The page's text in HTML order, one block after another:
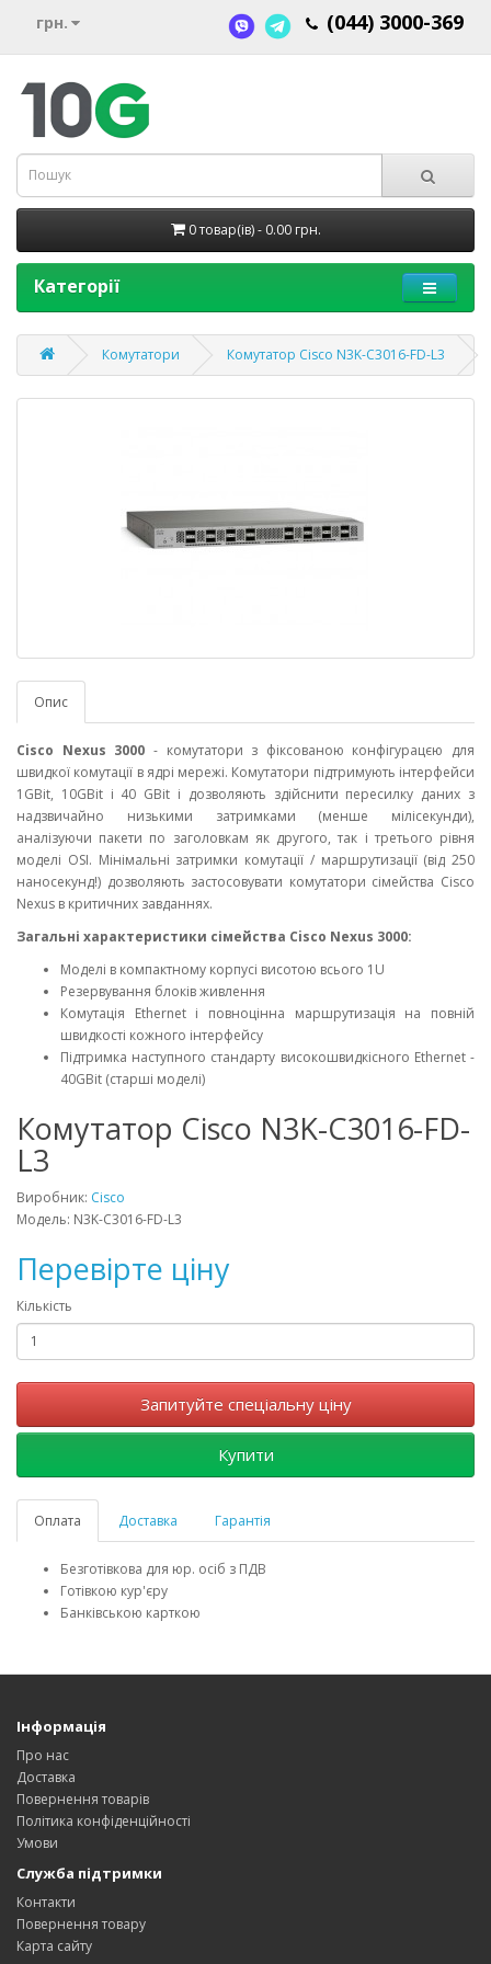
грн. (044) 3000-369
0 товар(ів) - 0.00 грн.
Категорії
Комутатори Комутатор Cisco N3K-C3016-FD-L3
Опис
Cisco Nexus 3000 - комутатори з фіксованою конфігурацєю для
швидкої комутації в ядрі мережі. Комутатори підтримують інтерфейси
1GBit, 10GBit і 40 GBit і дозволяють здійснити пересилку даних з
надзвичайно низькими затримками (менше мілісекунди),
аналізуючи пакети по заголовкам як другого, так і третього рівня
моделі OSI. Мінімальні затримки комутації / маршрутизації (від 250
наносекунд!) дозволяють застосовувати комутатори сімейства Cisco
Nexus в критичних завданнях.
Загальні характеристики сімейства Cisco Nexus 3000:
Моделі в компактному корпусі висотою всього 1U
Резервування блоків живлення
Комутація Ethernet і повноцінна маршрутизація на повній
швидкості кожного інтерфейсу
Підтримка наступного стандарту високошвидкісного Ethernet -
40GBit (старші моделі)
Комутатор Cisco N3K-C3016-FD-
L3
Виробник: Cisco
Модель: N3K-C3016-FD-L3
Перевірте ціну
Кількість
Запитуйте спеціальну ціну
Купити
Оплата Доставка Гарантія
Безготівкова для юр. осіб з ПДВ
Готівкою кур'єру
Банківською карткою
Інформація
Про нас
Доставка
Повернення товарів
Політика конфіденційності
Умови
Служба підтримки
Контакти
Повернення товару
Карта сайту